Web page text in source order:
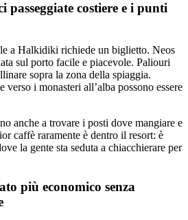
passeggiate costiere e i punti
a Halkidiki richiede un biglietto. Neos
sul porto facile e piacevole. Paliouri
sopra la zona della spiaggia.
verso i monasteri all’alba possono essere
anche a trovare i posti dove mangiare e
caffè raramente è dentro il resort: è
la gente sta seduta a chiacchierare per
più economico senza